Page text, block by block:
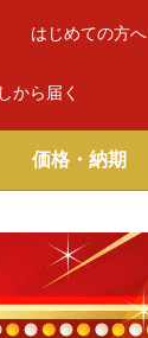
から届く
はじめての方へ
価格・納期